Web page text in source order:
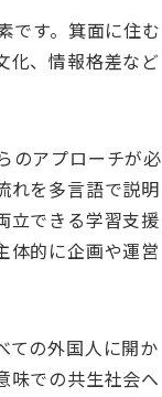
です。箕面に住む
化、情報格差など
のアプローチが必
れを多言語で説明
立できる学習支援
体的に企画や運営
ての外国人に開か
味での共生社会へ